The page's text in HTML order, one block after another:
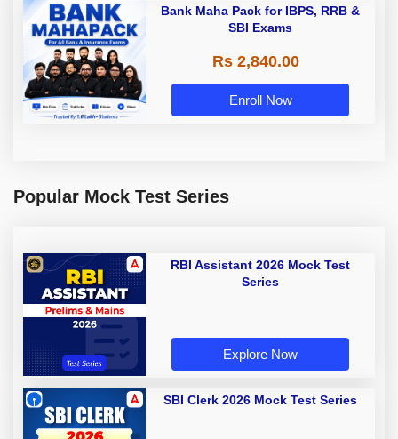
Bank Maha Pack for IBPS, RRB &
SBI Exams
Rs 2,840.00
Enroll Now
Popular Mock Test Series
RBI Assistant 2026 Mock Test
Series
Explore Now
SBI Clerk 2026 Mock Test Series